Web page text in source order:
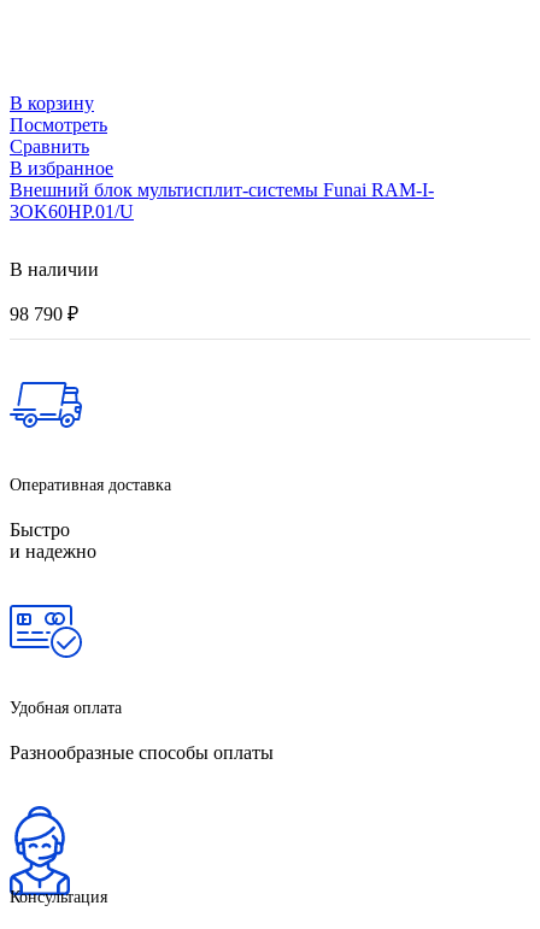
В корзину
Посмотреть
Сравнить
В избранное
Внешний блок мультисплит-системы Funai RAM-I-
3OK60HP.01/U
В наличии
98 790 ₽
Оперативная доставка
Быстро
и надежно
Удобная оплата
Разнообразные способы оплаты
Консультация